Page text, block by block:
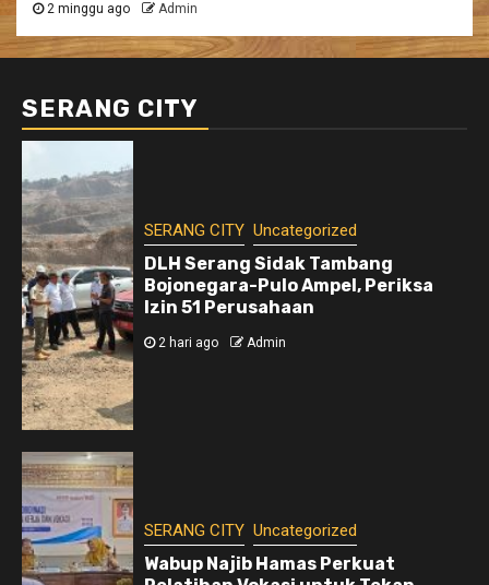
2 minggu ago Admin
SERANG CITY
SERANG CITY Uncategorized
DLH Serang Sidak Tambang
Bojonegara-Pulo Ampel, Periksa
Izin 51 Perusahaan
2 hari ago Admin
SERANG CITY Uncategorized
Wabup Najib Hamas Perkuat